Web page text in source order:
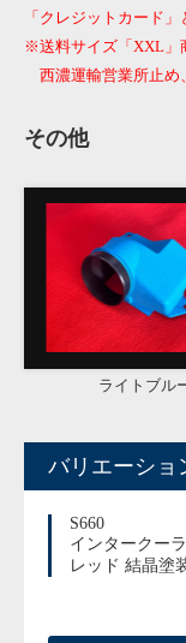
「クレジットカード
※送料サイズ「XXL」
西濃運輸営業所止め
その他
ライトブル
バリエーショ
S660
インタークー
レッド 結晶塗